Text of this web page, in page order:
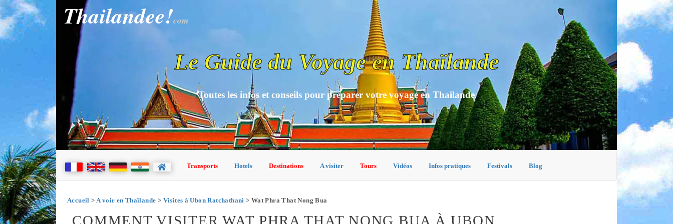
Thailandee!com
Le Guide du Voyage en Thaïlande
Toutes les infos et conseils pour préparer votre voyage en Thaïlande
Transports Hotels Destinations A visiter Tours Vidéos Infos pratiques Festivals Blog
Accueil > A voir en Thaïlande > Visites à Ubon Ratchathani > Wat Phra That Nong Bua
COMMENT VISITER WAT PHRA THAT NONG BUA À UBON